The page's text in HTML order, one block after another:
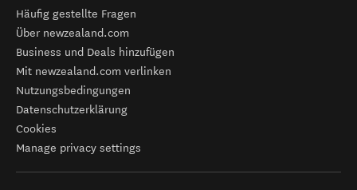
Häufig gestellte Fragen
Über newzealand.com
Business und Deals hinzufügen
Mit newzealand.com verlinken
Nutzungsbedingungen
Datenschutzerklärung
Cookies
Manage privacy settings